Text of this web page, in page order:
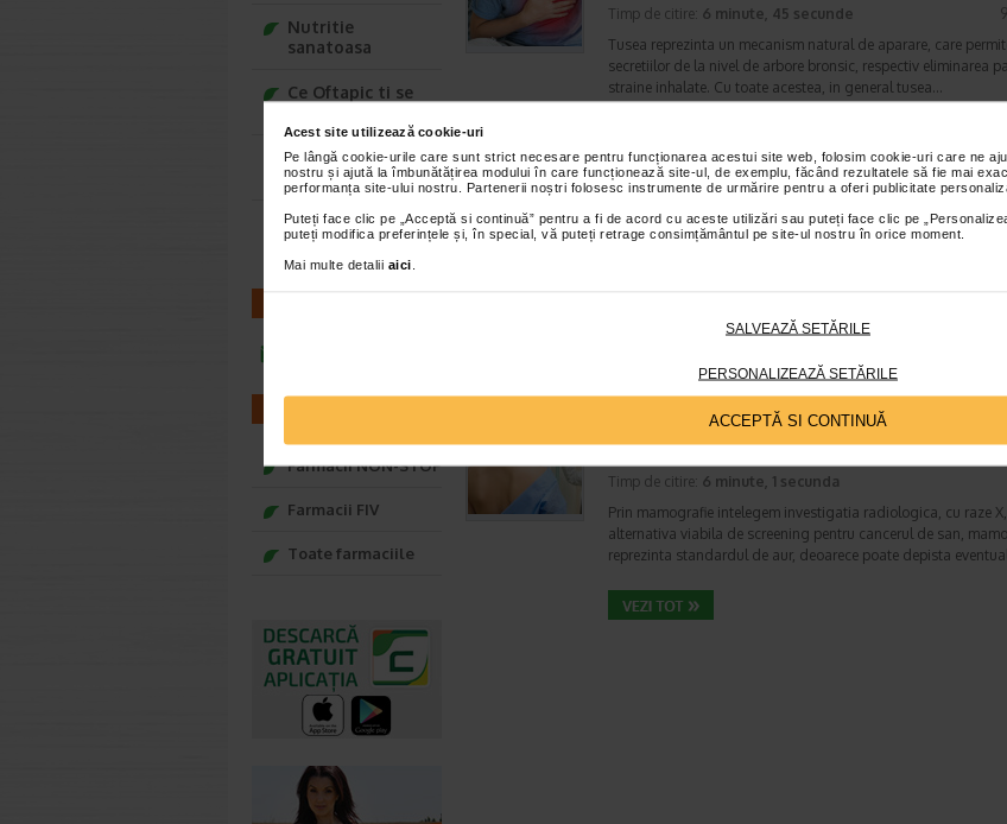
Acest site utilizează cookie-uri
Pe lângă cookie-urile care sunt strict necesare pentru funcționarea acestui site web, folosim cookie-uri care ne
nostru și ajută la îmbunătățirea modului în care funcționează site-ul, de exemplu, făcând rezultatele să fie mai
performanța site-ului nostru. Partenerii noștri folosesc instrumente de urmărire pentru a oferi publicitate
Puteți face clic pe „Acceptă si continuă” pentru a fi de acord cu aceste utilizări sau puteți face clic pe
puteți modifica preferințele și, în special, vă puteți retrage consimțământul pe site-ul nostru în orice moment.
Mai multe detalii aici
SALVEAZĂ SETĂRILE
PERSONALIZEAZĂ SETĂRILE
ACCEPTĂ SI CONTINUĂ
Timp de citire: 6 minute, 45 secunde
Tusea reprezinta un mecanism natural de aparare, care
secretiilor de la nivel de arbore bronsic, respectiv eliminarea
straine inhalate. Cu toate acestea, in general tusea…
Ce alimente sunt interzise in cancerul
Boli ale sistemului respirator
Timp de citire:5 minute, 42 secunde
Ce trebuie sa stiti despre mamografie, un
important pentru screening-ul cancerului
Timp de citire: 6 minute, 1 secunda
Prin mamografie intelegem investigatia radiologica, cu raze
alternativa viabila de screening pentru cancerul de san,
reprezinta standardul de aur, deoarece poate depista
Nutritie
sanatoasa
Ce Oftapic ti se
Adora – Adorabili
din prima clipa
Seturi cadou
Baylis&Harding
Farmacii NON-STOP
Farmacii FIV
Toate farmaciile